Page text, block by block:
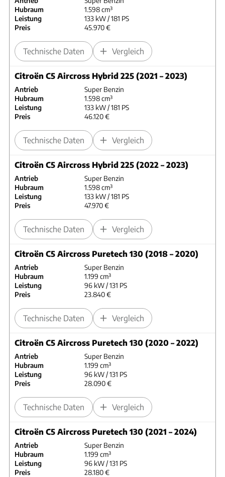
Hubraum
1.598 cm³
Leistung
133 kW / 181 PS
Preis
45.970 €
Technische Daten Vergleich
Citroën C5 Aircross Hybrid 225 (2021 – 2023)
Antrieb
Super Benzin
Hubraum
1.598 cm³
Leistung
133 kW / 181 PS
Preis
46.120 €
Technische Daten Vergleich
Citroën C5 Aircross Hybrid 225 (2022 – 2023)
Antrieb
Super Benzin
Hubraum
1.598 cm³
Leistung
133 kW / 181 PS
Preis
47.970 €
Technische Daten Vergleich
Citroën C5 Aircross Puretech 130 (2018 – 2020)
Antrieb
Super Benzin
Hubraum
1.199 cm³
Leistung
96 kW / 131 PS
Preis
23.840 €
Technische Daten Vergleich
Citroën C5 Aircross Puretech 130 (2020 – 2022)
Antrieb
Super Benzin
Hubraum
1.199 cm³
Leistung
96 kW / 131 PS
Preis
28.090 €
Technische Daten Vergleich
Citroën C5 Aircross Puretech 130 (2021 – 2024)
Antrieb
Super Benzin
Hubraum
1.199 cm³
Leistung
96 kW / 131 PS
Preis
28.180 €